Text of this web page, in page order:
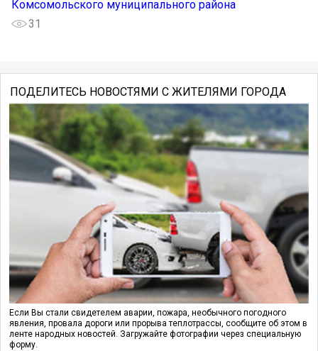
Комсомольского муниципального района
31
ПОДЕЛИТЕСЬ НОВОСТЯМИ С ЖИТЕЛЯМИ ГОРОДА
Если Вы стали свидетелем аварии, пожара, необычного погодного
явления, провала дороги или прорыва теплотрассы, сообщите об этом в
ленте народных новостей. Загружайте фотографии через специальную
форму.